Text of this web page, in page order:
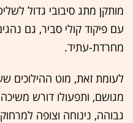
מותקן מתג סיבובי גדול
עם פיקוד קולי סביר, גם
מחרדת-עתיד.
לעומת זאת, מוט ההילוכים
מגושם, ותפעולו דורש
גבוהה, נינוחה וצופה